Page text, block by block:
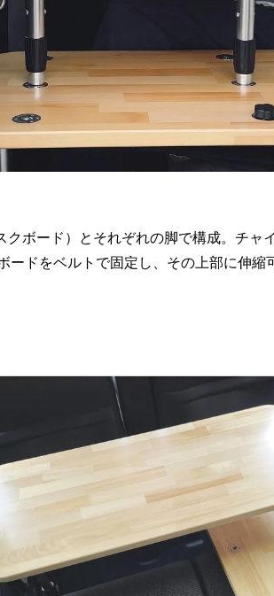
クボード）とそれぞれの脚で構成。チャ
ードをベルトで固定し、その上部に伸